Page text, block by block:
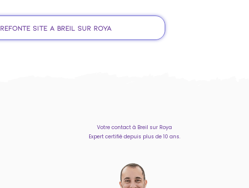
Refonte site à Breil sur Roya
Votre contact à Breil sur Roya
Expert certifié depuis plus de 10 ans.